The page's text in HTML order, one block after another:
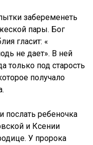
забеременеть
пары. Бог
гласит: «
не дает». В ней
только под старость
получало
послать ребеночка
и Ксении
У пророка